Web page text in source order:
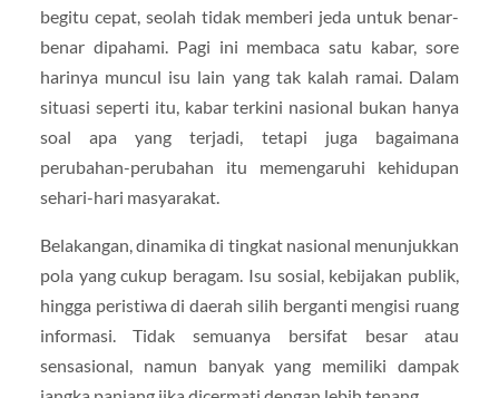
begitu cepat, seolah tidak memberi jeda untuk benar-
benar dipahami. Pagi ini membaca satu kabar, sore
harinya muncul isu lain yang tak kalah ramai. Dalam
situasi seperti itu, kabar terkini nasional bukan hanya
soal apa yang terjadi, tetapi juga bagaimana
perubahan-perubahan itu memengaruhi kehidupan
sehari-hari masyarakat.
Belakangan, dinamika di tingkat nasional menunjukkan
pola yang cukup beragam. Isu sosial, kebijakan publik,
hingga peristiwa di daerah silih berganti mengisi ruang
informasi. Tidak semuanya bersifat besar atau
sensasional, namun banyak yang memiliki dampak